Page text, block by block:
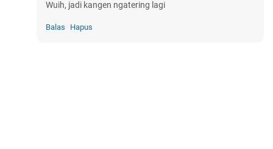
Wuih, jadi kangen ngatering lagi
Balas Hapus